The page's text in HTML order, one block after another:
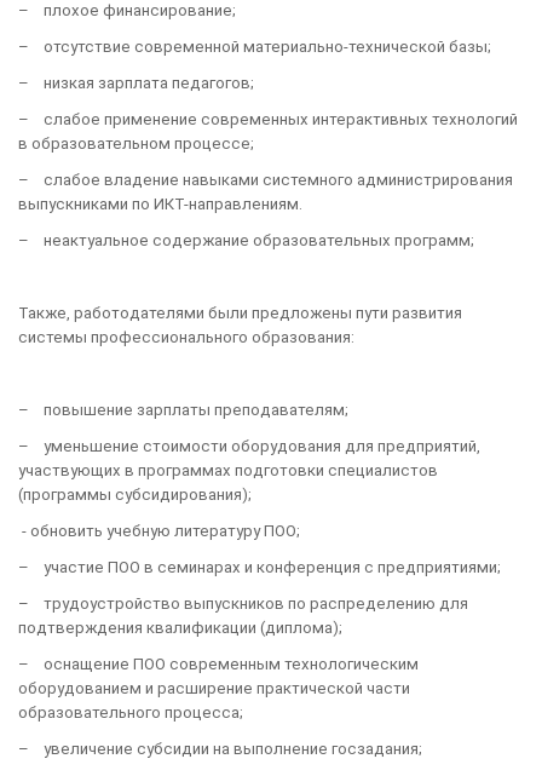
– плохое финансирование;
– отсутствие современной материально-технической базы;
– низкая зарплата педагогов;
– слабое применение современных интерактивных технологий
в образовательном процессе;
– слабое владение навыками системного администрирования
выпускниками по ИКТ-направлениям.
– неактуальное содержание образовательных программ;
Также, работодателями были предложены пути развития
системы профессионального образования:
– повышение зарплаты преподавателям;
– уменьшение стоимости оборудования для предприятий,
участвующих в программах подготовки специалистов
(программы субсидирования);
- обновить учебную литературу ПОО;
– участие ПОО в семинарах и конференция с предприятиями;
– трудоустройство выпускников по распределению для
подтверждения квалификации (диплома);
– оснащение ПОО современным технологическим
оборудованием и расширение практической части
образовательного процесса;
– увеличение субсидии на выполнение госзадания;